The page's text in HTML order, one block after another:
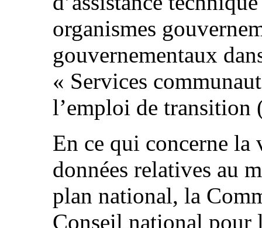
organismes
gouvernementaux
« Services
l’emploi de transition
En ce qui concerne la
données relatives au
plan national, la
Conseil national pour